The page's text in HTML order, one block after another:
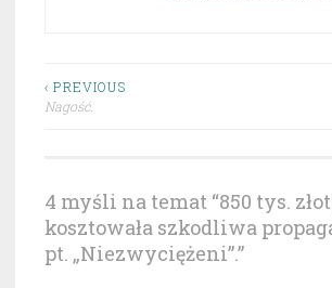
Nawigacja
wpisu
‹ PREVIOUS
Nagość.
4 myśli na temat “850 tys.
kosztowała szkodliwa
pt. „Niezwyciężeni”.”